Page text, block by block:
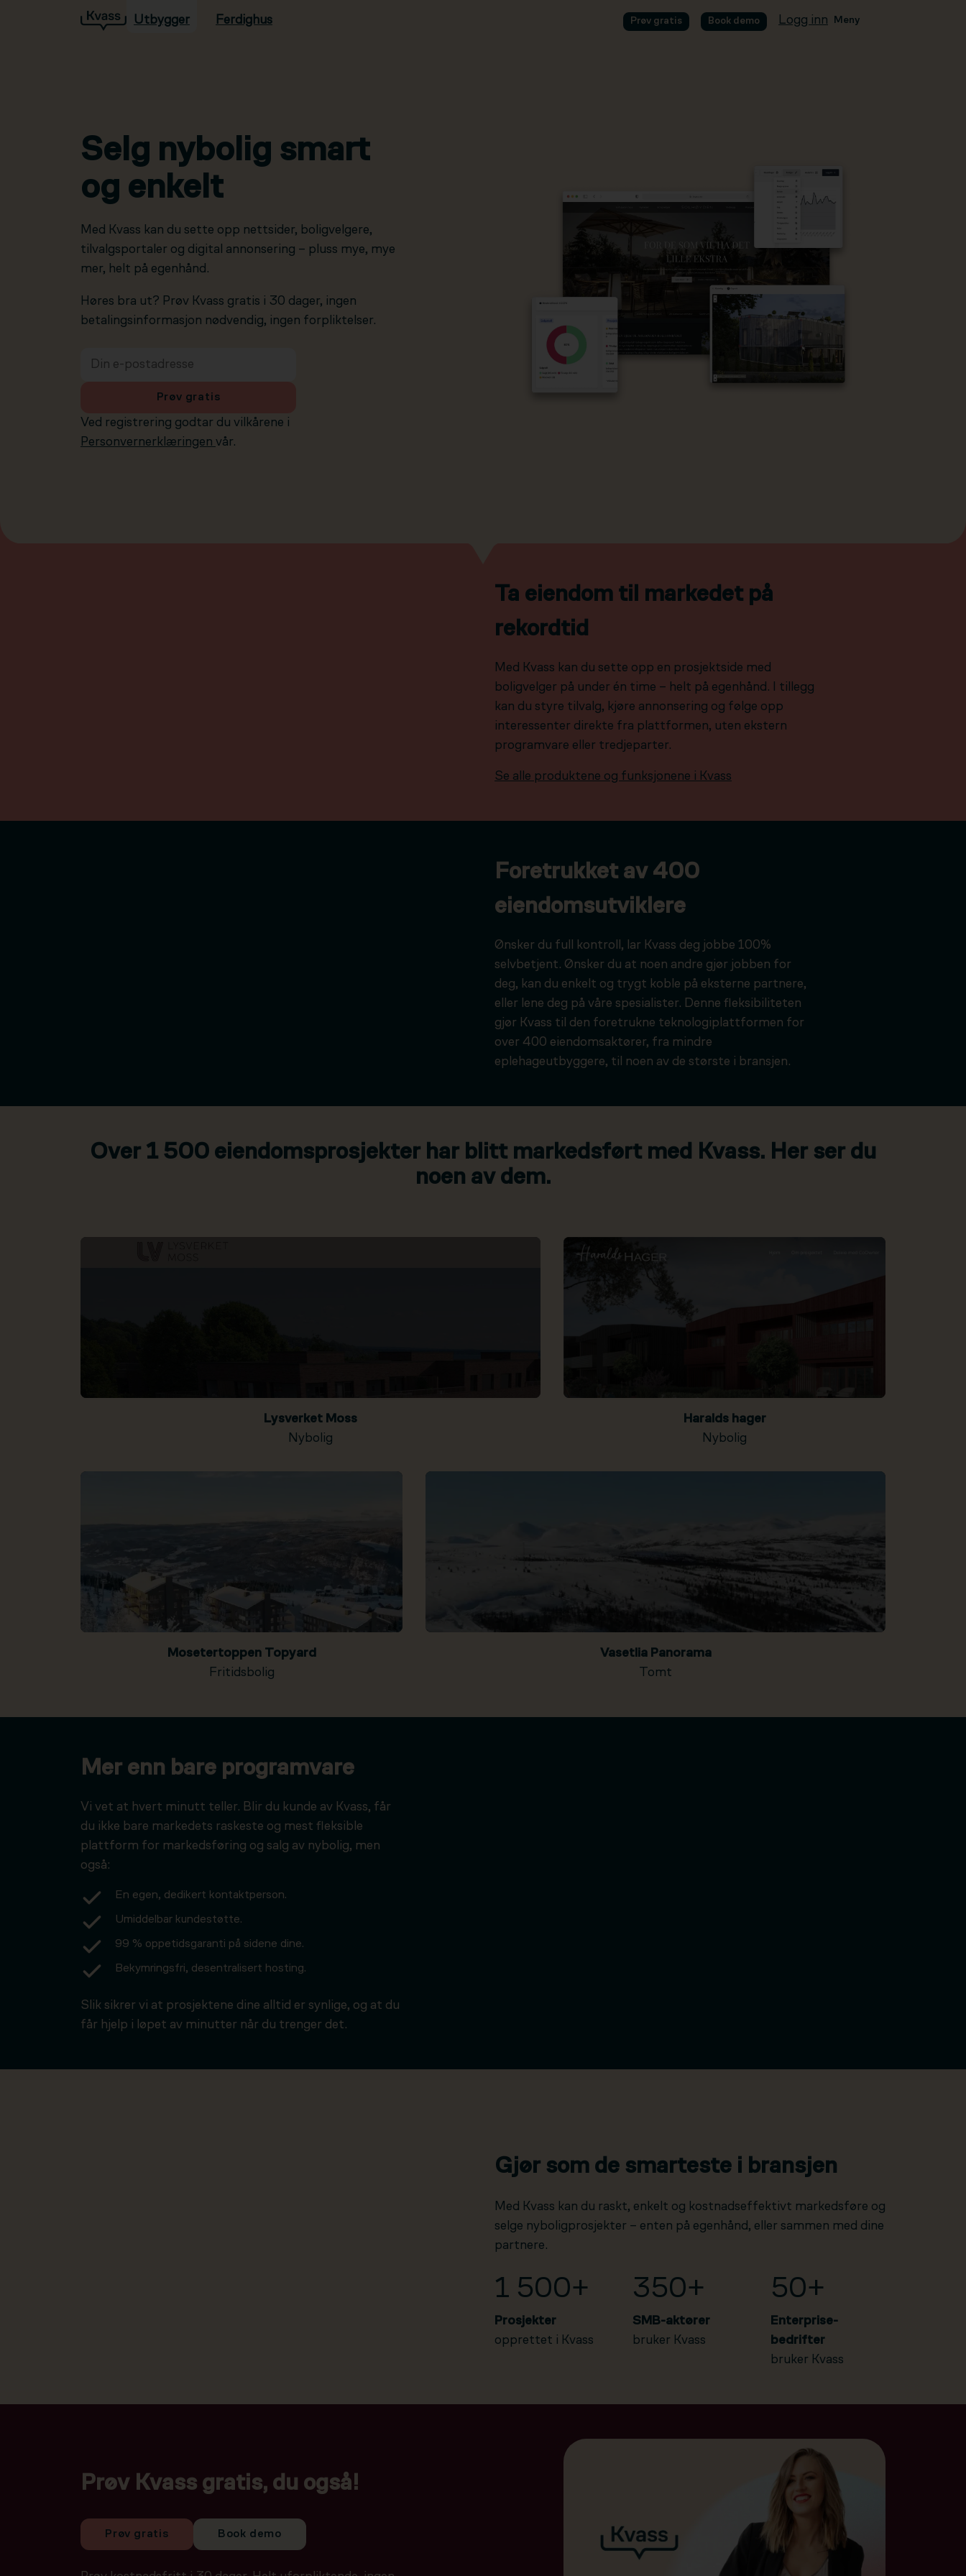
Hopp til hovedinnholdUtbygger Ferdighus Prøv gratis Book demo Logg inn Meny
Selg nybolig smart
og enkelt
Med Kvass kan du sette opp nettsider, boligvelgere,
tilvalgsportaler og digital annonsering – pluss mye, mye
mer, helt på egenhånd.
Høres bra ut? Prøv Kvass gratis i 30 dager, ingen
betalingsinformasjon nødvendig, ingen forpliktelser.
Ved registrering godtar du vilkårene i
Personvernerklæringen vår.
Prøv gratis
Ta eiendom til markedet på
rekordtid
Med Kvass kan du sette opp en prosjektside med
boligvelger på under én time – helt på egenhånd. I tillegg
kan du styre tilvalg, kjøre annonsering og følge opp
interessenter direkte fra plattformen, uten ekstern
programvare eller tredjeparter.
Se alle produktene og funksjonene i Kvass
Foretrukket av 400
eiendomsutviklere
Ønsker du full kontroll, lar Kvass deg jobbe 100%
selvbetjent. Ønsker du at noen andre gjør jobben for
deg, kan du enkelt og trygt koble på eksterne partnere,
eller lene deg på våre spesialister. Denne fleksibiliteten
gjør Kvass til den foretrukne teknologiplattformen for
over 400 eiendomsaktører, fra mindre
eplehageutbyggere, til noen av de største i bransjen.
Over 1 500 eiendomsprosjekter har blitt markedsført med Kvass. Her ser du
noen av dem.
Lysverket Moss
Nybolig
Haralds hager
Nybolig
Mosetertoppen Topyard
Fritidsbolig
Vasetlia Panorama
Tomt
Mer enn bare programvare
Vi vet at hvert minutt teller. Blir du kunde av Kvass, får
du ikke bare markedets raskeste og mest fleksible
plattform for markedsføring og salg av nybolig, men
også:
En egen, dedikert kontaktperson.
Umiddelbar kundestøtte.
99 % oppetidsgaranti på sidene dine.
Bekymringsfri, desentralisert hosting.
Slik sikrer vi at prosjektene dine alltid er synlige, og at du
får hjelp i løpet av minutter når du trenger det.
Gjør som de smarteste i bransjen
Med Kvass kan du raskt, enkelt og kostnadseffektivt markedsføre og
selge nyboligprosjekter – enten på egenhånd, eller sammen med dine
partnere.
1 500+
Prosjekter
opprettet i Kvass
350+
SMB-aktører
bruker Kvass
50+
Enterprise-
bedrifter
bruker Kvass
Prøv Kvass gratis, du også!
Prøv gratis Book demo